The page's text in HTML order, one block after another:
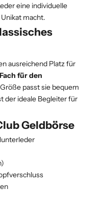
eine individuelle
macht.
ausreichend Platz für
für den
passt sie bequem
der ideale Begleiter für
Geldbörse